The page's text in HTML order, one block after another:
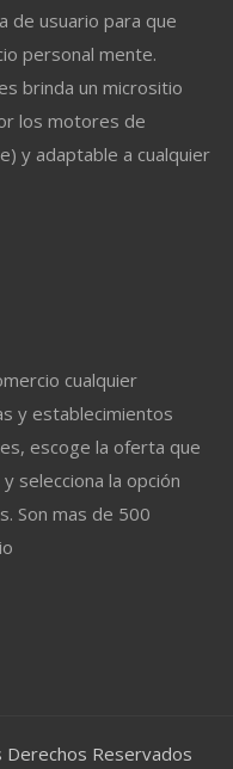
de usuario para que
personal mente.
brinda un micrositio
los motores de
y adaptable a cualquier
cualquier
y establecimientos
escoge la oferta que
selecciona la opción
Son mas de 500
Derechos Reservados